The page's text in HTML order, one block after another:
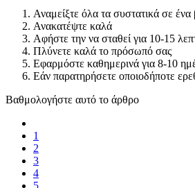
Αναμείξτε όλα τα συστατικά σε ένα
Ανακατέψτε καλά
Αφήστε την να σταθεί για 10-15
Πλύνετε καλά το πρόσωπό σας
Εφαρμόστε καθημερινά για 8-10
Εάν παρατηρήσετε οποιoδήποτε
Βαθμολογήστε αυτό το άρθρο
1
2
3
4